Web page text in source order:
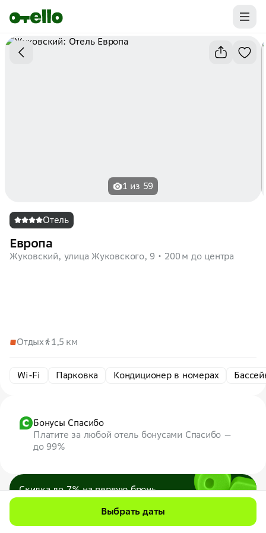
Промокоды на первую бронь уже ваши.
Забирайте выгоду
1 из 59
Отель
Европа
Жуковский, улица Жуковского, 9 200 м до центра
Отдых 1,5 км
Wi-Fi Парковка Кондиционер в номерах
Бонусы Спасибо
Платите за любой отель бонусами Спасибо —
до 99%
Скидка до 7% на первую бронь
по промокоду 7WEB
Все промокоды
Выбрать даты